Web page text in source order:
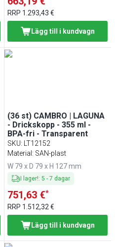
RRP 1.293,43 €
Lägg till i kundvagn
(36 st) CAMBRO | LAGUNA
- Drickskopp - 355 ml -
BPA-fri - Transparent
SKU: LT12152
Material: SAN-plast
W 79 x D 79 x H 127 mm
I lager!:5 -7 dagar
751,63 €*
RRP 1.512,32 €
Lägg till i kundvagn